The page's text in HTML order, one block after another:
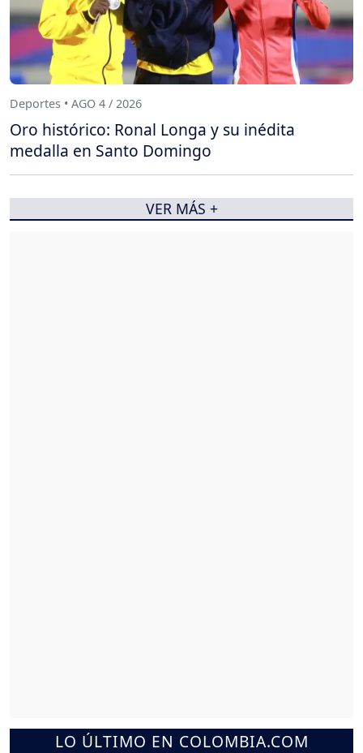
LO ÚLTIMO EN COLOMBIA.COM
Deportes • AGO 4 / 2026
Oro histórico: Ronal Longa y su inédita
medalla en Santo Domingo
VER MÁS +